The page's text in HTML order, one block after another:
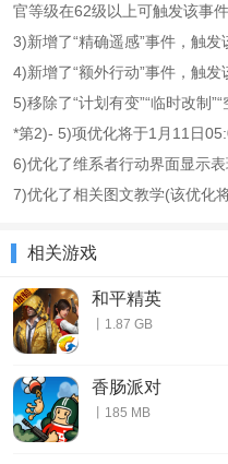
官等级在62级以上可触发该事
3)新增了“精确遥感”事件，触
4)新增了“额外行动”事件，触
5)移除了“计划有变”“临时改制
*第2)- 5)项优化将于1月11日
6)优化了维系者行动界面显示
7)优化了相关图文教学(该优化
相关游戏
和平精英
丨1.87 GB
香肠派对
丨185 MB